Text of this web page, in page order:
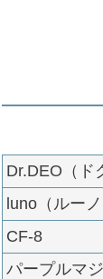
Dr.DEO（ド
luno（ルーノ
CF-8
パープルマ